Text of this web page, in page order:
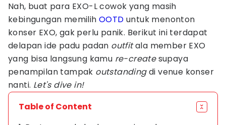
Nah, buat para EXO-L cowok yang masih
kebingungan memilih OOTD untuk menonton
konser EXO, gak perlu panik. Berikut ini terdapat
delapan ide padu padan outfitala member EXO
yang bisa langsung kamu re-createsupaya
penampilan tampak outstandingdi venue konser
nanti. Let's dive in!
Table of Content